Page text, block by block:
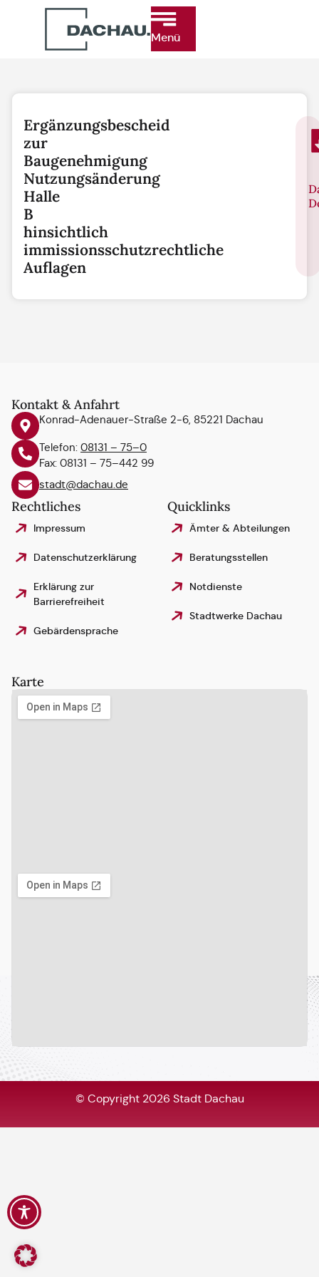
Menü
Ergänzungsbescheid
zur
Baugenehmigung
Nutzungsänderung
Halle
B
hinsichtlich
immissionsschutzrechtliche
Auflagen
Kontakt & Anfahrt
Konrad-Adenauer-Straße 2-6, 85221 Dachau
Telefon: 08131 – 75–0
Fax: 08131 – 75–442 99
stadt@dachau.de
Rechtliches
Impressum
Datenschutzerklärung
Erklärung zur
Barrierefreiheit
Gebärdensprache
Quicklinks
Ämter & Abteilungen
Beratungsstellen
Notdienste
Stadtwerke Dachau
Karte
© Copyright 2026 Stadt Dachau